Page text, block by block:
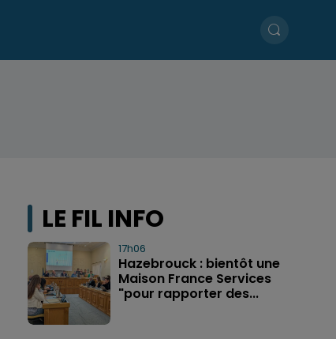
LE FIL INFO
17h06
Hazebrouck : bientôt une
Maison France Services
"pour rapporter des...